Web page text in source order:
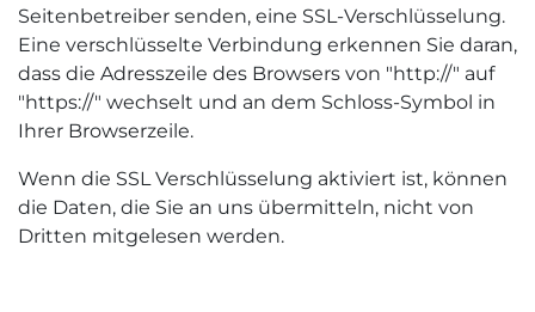
Seitenbetreiber senden, eine SSL-Verschlüsselung.
Eine verschlüsselte Verbindung erkennen Sie daran,
dass die Adresszeile des Browsers von "http://" auf
"https://" wechselt und an dem Schloss-Symbol in
Ihrer Browserzeile.
Wenn die SSL Verschlüsselung aktiviert ist, können
die Daten, die Sie an uns übermitteln, nicht von
Dritten mitgelesen werden.